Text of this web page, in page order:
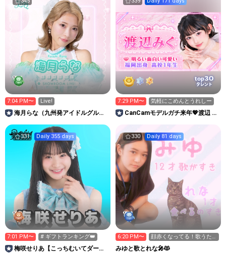
7:04 PM〜 Live!
海月らな（九州発アイドルグルー
top30
タレント
7:29 PM〜 気軽にこめんとうれしー
CanCamモデルガチ来年💖渡辺 み
331 Daily 355 days
7:01 PM〜 # ギフトランキング👑
梅咲せりあ【こっちむいてダーリ
330 Daily 81 days
6:20 PM〜
顔赤くなってる！歌うた
うよ
みゆと歌とれな🎤😻